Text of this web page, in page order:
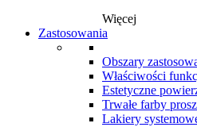
Więcej
Zastosowania
Obszary
Właściwości
Estetyczne
Trwałe farby
Lakiery